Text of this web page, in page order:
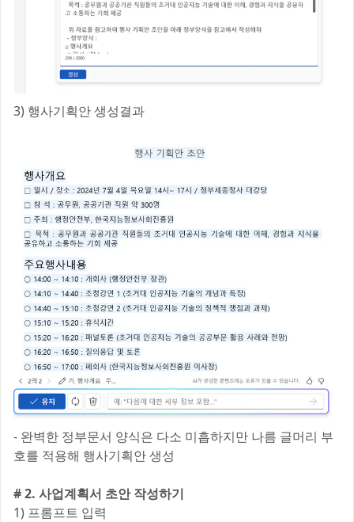
3) 행사기획안 생성결과
- 완벽한 정부문서 양식은 다소 미흡하지만 나름 글머리 부
호를 적용해 행사기획안 생성
# 2. 사업계획서 초안 작성하기
1) 프롬프트 입력